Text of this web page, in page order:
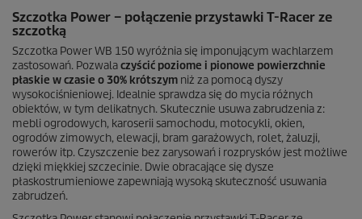
Szczotka Power – połączenie przystawkiT-Racerze
szczotką
Szczotka Power WB 150 wyróżnia się imponującym wachlarzem
zastosowań. Pozwalaczyścić poziome i pionowe powierzchnie
płaskie w czasie o 30% krótszym niż za pomocą dyszy
wysokociśnieniowej. Idealnie sprawdza się do mycia różnych
obiektów, w tym delikatnych. Skutecznie usuwa zabrudzenia z:
mebli ogrodowych, karoserii samochodu, motocykli, okien,
ogrodów zimowych, elewacji, bram garażowych, rolet, żaluzji,
rowerów itp. Czyszczenie bez zarysowań i rozprysków jest możliwe
dzięki miękkiej szczecinie. Dwie obracające się dysze
płaskostrumieniowe zapewniają wysoką skuteczność usuwania
zabrudzeń.